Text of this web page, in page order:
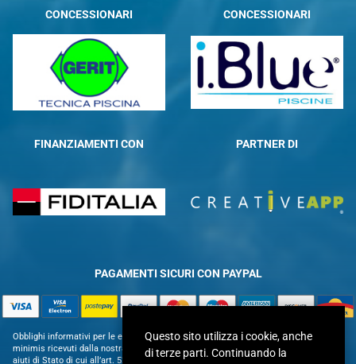
CONCESSIONARI CONCESSIONARI
FINANZIAMENTI CON PARTNER DI
PAGAMENTI SICURI CON PAYPAL
Obblighi informativi per le erogazioni pubbliche: gli aiuti di Stato e gli aiuti de
minimis ricevuti dalla nostra impresa sono contenuti nel Registro nazionale degli
aiuti di Stato di cui all’art. 52 della L. 234/2012 in modo da adempiere all’obbligo
Questo sito utilizza i cookie, anche
di terze parti. Continuando la